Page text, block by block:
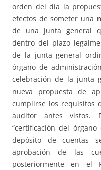
orden del día la
efectos de someter una
de una junta general
dentro del plazo
de la junta general
órgano de
celebración de la junta
nueva propuesta de
cumplirse los requisitos
auditor antes vistos.
“certificación del
depósito de cuentas
aprobación de las
posteriormente en el